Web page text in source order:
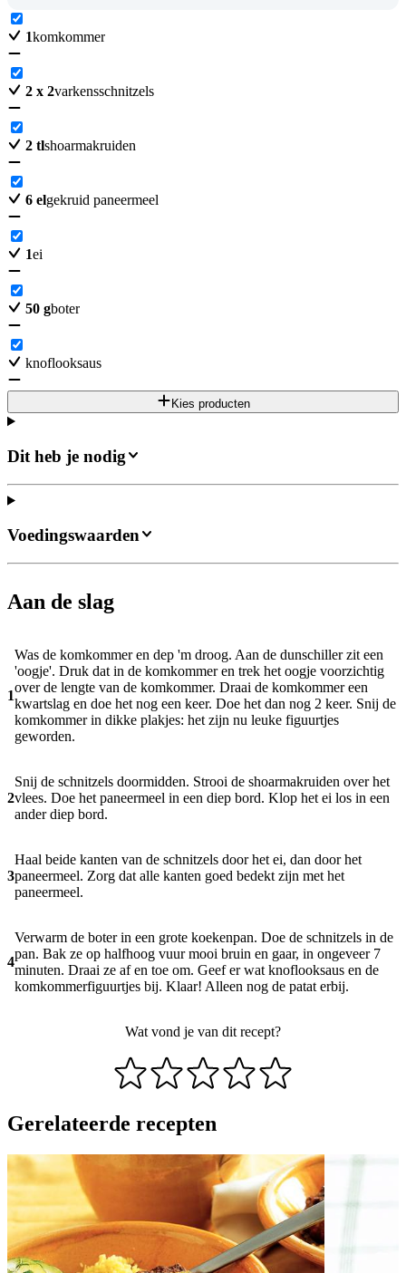
1komkommer
2 x 2varkensschnitzels
2 tlshoarmakruiden
6 elgekruid paneermeel
1ei
50 gboter
knoflooksaus
Kies producten
Dit heb je nodig
Aan de slag
1
Was de komkommer en dep 'm droog. Aan de dunschiller zit een
'oogje'. Druk dat in de komkommer en trek het oogje voorzichtig
over de lengte van de komkommer. Draai de komkommer een
kwartslag en doe het nog een keer. Doe het dan nog 2 keer. Snij de
komkommer in dikke plakjes: het zijn nu leuke figuurtjes
geworden.
2
Snij de schnitzels doormidden. Strooi de shoarmakruiden over het
vlees. Doe het paneermeel in een diep bord. Klop het ei los in een
ander diep bord.
3
Haal beide kanten van de schnitzels door het ei, dan door het
paneermeel. Zorg dat alle kanten goed bedekt zijn met het
paneermeel.
4
Verwarm de boter in een grote koekenpan. Doe de schnitzels in de
pan. Bak ze op halfhoog vuur mooi bruin en gaar, in ongeveer 7
minuten. Draai ze af en toe om. Geef er wat knoflooksaus en de
komkommerfiguurtjes bij. Klaar! Alleen nog de patat erbij.
Wat vond je van dit recept?
Voedingswaarden
Gerelateerde recepten